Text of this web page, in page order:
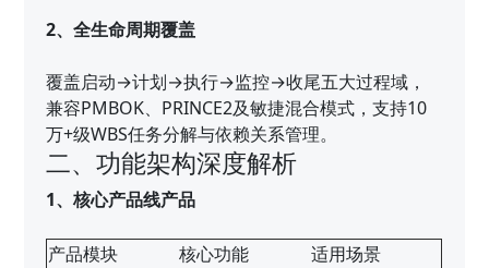
2、全生命周期覆盖
覆盖启动→计划→执行→监控→收尾五大过程域，
兼容PMBOK、PRINCE2及敏捷混合模式，支持10
万+级WBS任务分解与依赖关系管理。
二、功能架构深度解析
1、核心产品线产品
产品模块 核心功能 适用场景